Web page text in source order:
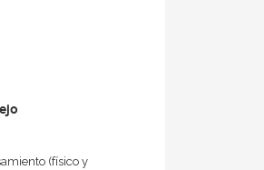
(físico y